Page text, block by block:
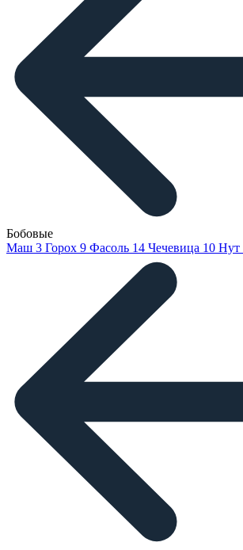
Бобовые
Маш 3 Горох 9 Фасоль 14 Чечевица 10 Нут